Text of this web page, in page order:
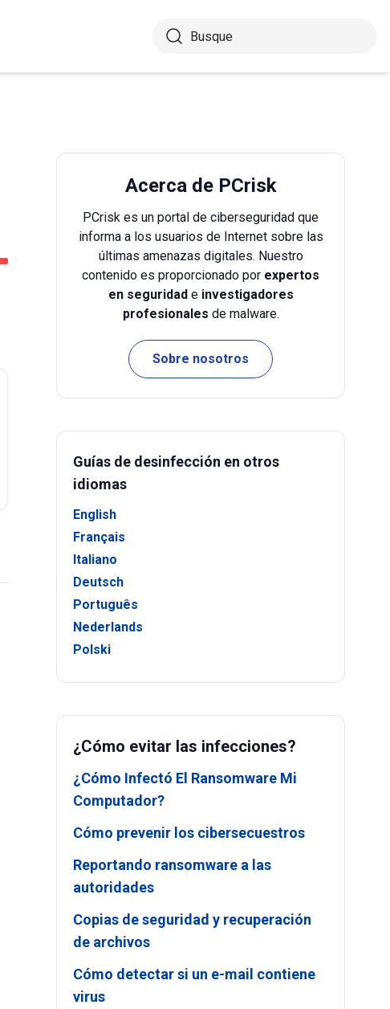
Acerca de PCrisk
PCrisk es un portal de ciberseguridad que
informa a los usuarios de Internet sobre las
últimas amenazas digitales. Nuestro
contenido es proporcionado por expertos
en seguridade investigadores
profesionales de malware.
Sobre nosotros
Guías de desinfección en otros
idiomas
English
Français
Italiano
Deutsch
Português
Nederlands
Polski
¿Cómo evitar las infecciones?
¿Cómo Infectó El Ransomware Mi
Computador?
Cómo prevenir los cibersecuestros
Reportando ransomware a las
autoridades
Copias de seguridad y recuperación
de archivos
Cómo detectar si un e-mail contiene
virus